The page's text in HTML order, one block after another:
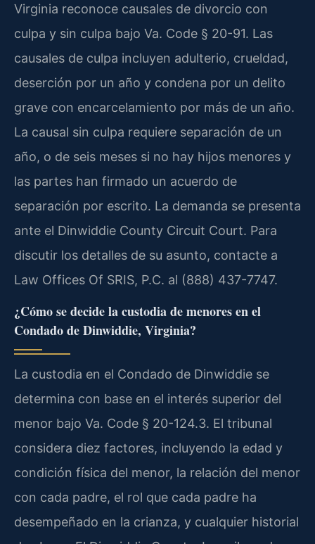
Virginia reconoce causales de divorcio con
culpa y sin culpa bajo Va. Code § 20-91. Las
causales de culpa incluyen adulterio, crueldad,
deserción por un año y condena por un delito
grave con encarcelamiento por más de un año.
La causal sin culpa requiere separación de un
año, o de seis meses si no hay hijos menores y
las partes han firmado un acuerdo de
separación por escrito. La demanda se presenta
ante el Dinwiddie County Circuit Court. Para
discutir los detalles de su asunto, contacte a
Law Offices Of SRIS, P.C. al (888) 437-7747.
¿Cómo se decide la custodia de menores en el
Condado de Dinwiddie, Virginia?
La custodia en el Condado de Dinwiddie se
determina con base en el interés superior del
menor bajo Va. Code § 20-124.3. El tribunal
considera diez factores, incluyendo la edad y
condición física del menor, la relación del menor
con cada padre, el rol que cada padre ha
desempeñado en la crianza, y cualquier historial